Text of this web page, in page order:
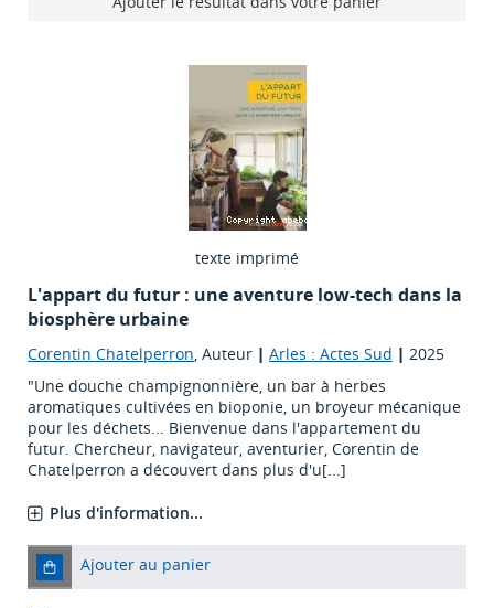
texte imprimé
L'appart du futur : une aventure low-tech dans la
biosphère urbaine
Corentin Chatelperron, Auteur | Arles : Actes Sud | 2025
"Une douche champignonnière, un bar à herbes
aromatiques cultivées en bioponie, un broyeur mécanique
pour les déchets... Bienvenue dans l'appartement du
futur. Chercheur, navigateur, aventurier, Corentin de
Chatelperron a découvert dans plus d'u[...]
Plus d'information...
Ajouter au panier